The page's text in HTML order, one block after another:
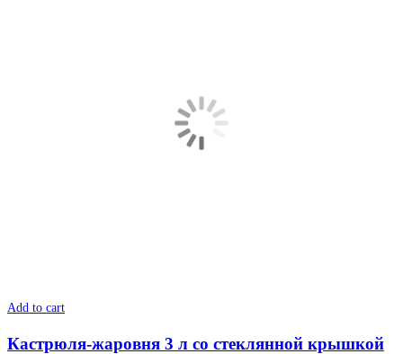
Add to cart
Кастрюля-жаровня 3 л со стеклянной крышкой